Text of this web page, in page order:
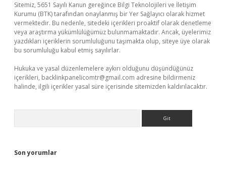
Sitemiz, 5651 Sayılı Kanun gereğince Bilgi Teknolojileri ve İletişim
Kurumu (BTK) tarafından onaylanmış bir Yer Sağlayıcı olarak hizmet
vermektedir. Bu nedenle, sitedeki içerikleri proaktif olarak denetleme
veya araştırma yükümlülüğümüz bulunmamaktadır. Ancak, üyelerimiz
yazdıkları içeriklerin sorumluluğunu taşımakta olup, siteye üye olarak
bu sorumluluğu kabul etmiş sayılırlar.
Hukuka ve yasal düzenlemelere aykırı olduğunu düşündüğünüz
içerikleri, backlinkpanelicomtr@gmail.com adresine bildirmeniz
halinde, ilgili içerikler yasal süre içerisinde sitemizden kaldırılacaktır.
Son yorumlar